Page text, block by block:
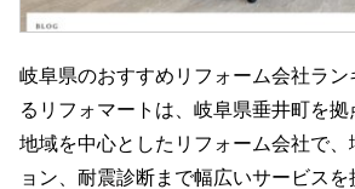
岐阜県のおすすめリフォーム会社ラ
るリフォマートは、岐阜県垂井町を
地域を中心としたリフォーム会社で
ョン、耐震診断まで幅広いサービス